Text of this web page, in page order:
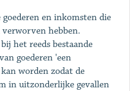
en inkomsten die
hebben.
het reeds bestaande
goederen 'een
worden zodat de
in uitzonderlijke gevallen